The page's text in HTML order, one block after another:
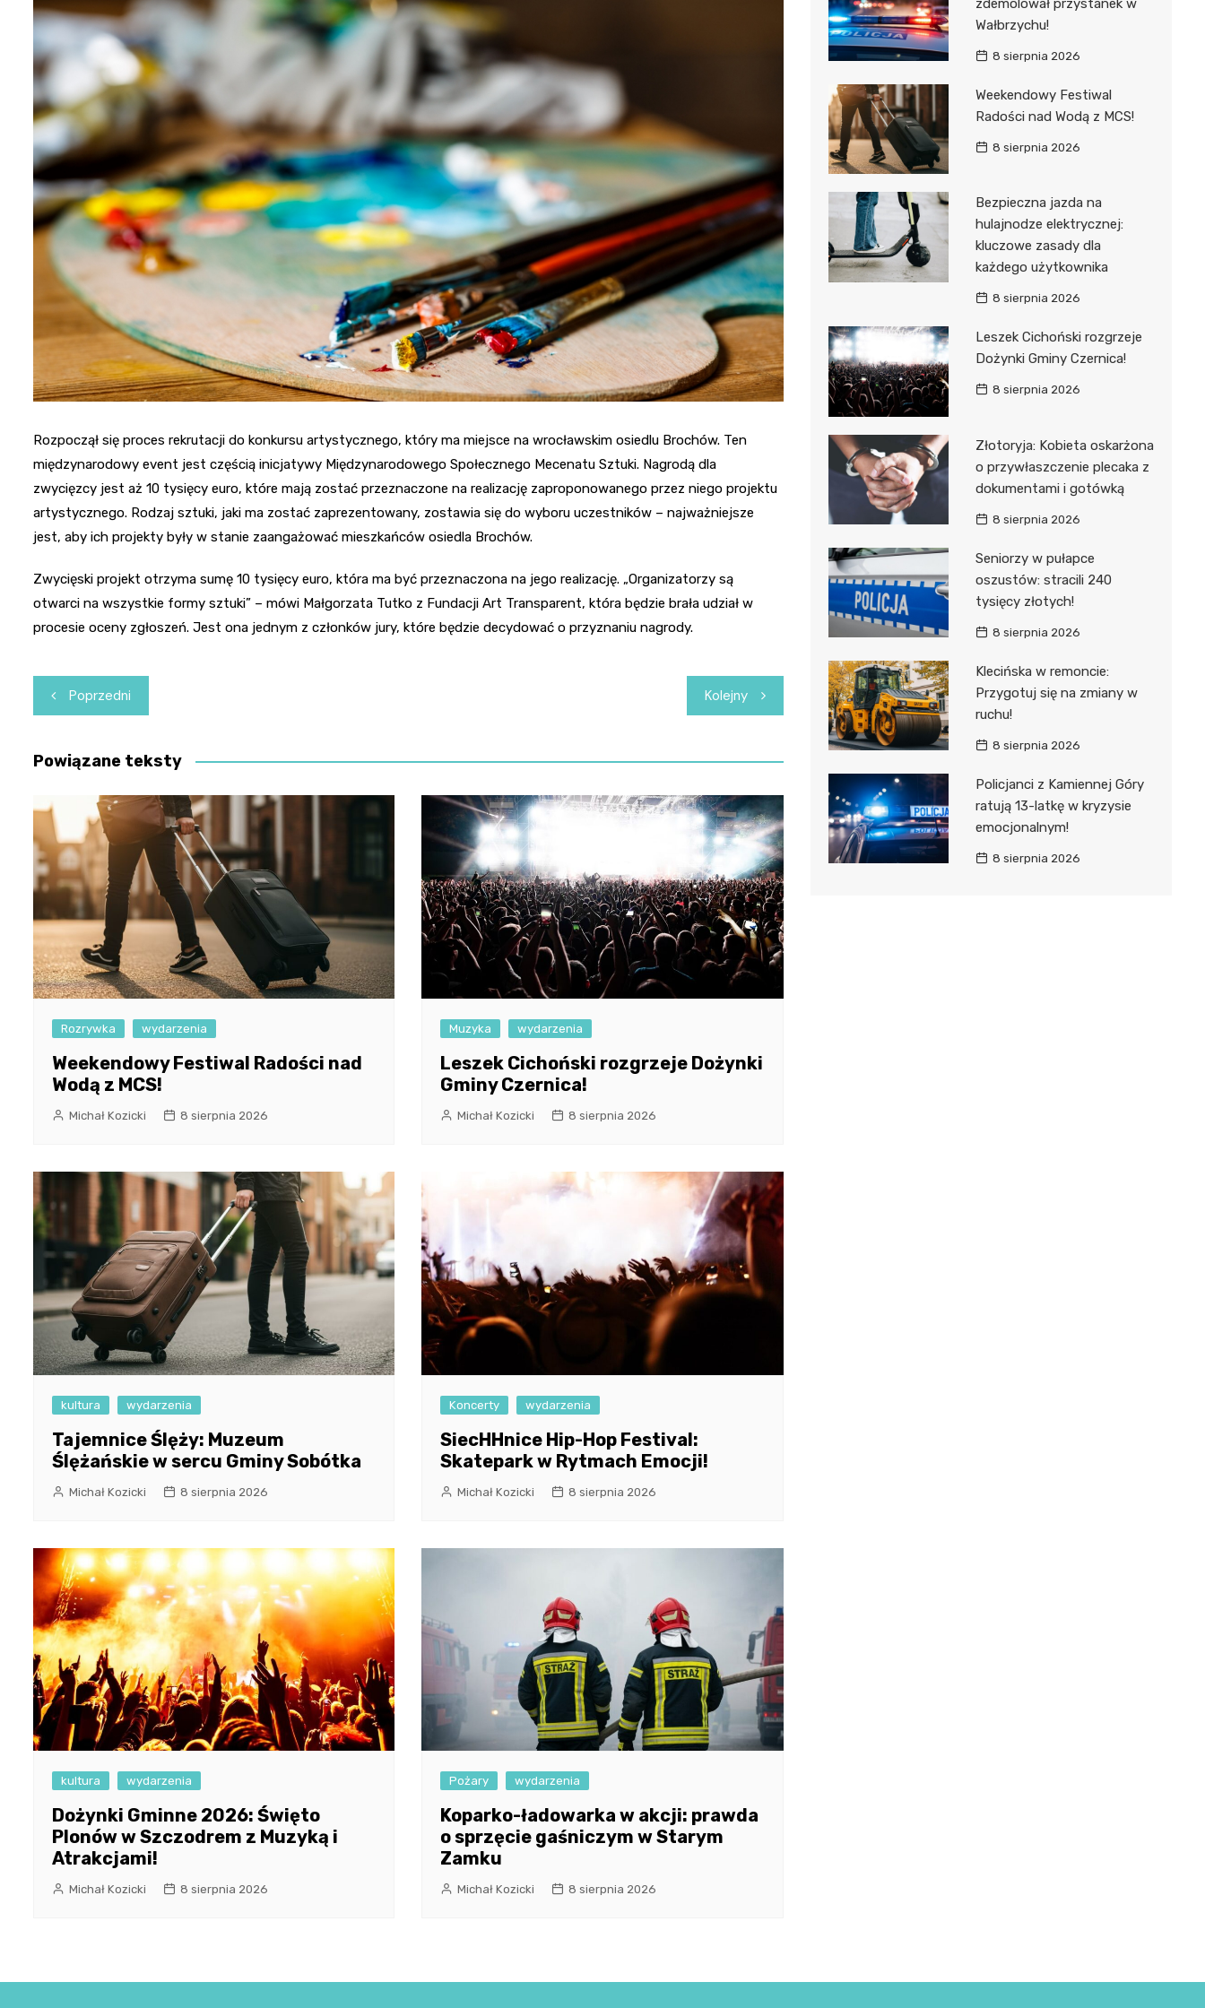
Rozpoczął się proces rekrutacji do konkursu artystycznego, który ma miejsce na wrocławskim osiedlu Brochów. Ten
międzynarodowy event jest częścią inicjatywy Międzynarodowego Społecznego Mecenatu Sztuki. Nagrodą dla
zwycięzcy jest aż 10 tysięcy euro, które mają zostać przeznaczone na realizację zaproponowanego przez niego projektu
artystycznego. Rodzaj sztuki, jaki ma zostać zaprezentowany, zostawia się do wyboru uczestników – najważniejsze
jest, aby ich projekty były w stanie zaangażować mieszkańców osiedla Brochów.
Zwycięski projekt otrzyma sumę 10 tysięcy euro, która ma być przeznaczona na jego realizację. „Organizatorzy są
otwarci na wszystkie formy sztuki” – mówi Małgorzata Tutko z Fundacji Art Transparent, która będzie brała udział w
procesie oceny zgłoszeń. Jest ona jednym z członków jury, które będzie decydować o przyznaniu nagrody.
Nawigacja
wpisu
Poprzedni Kolejny
Powiązane teksty
Rozrywka wydarzenia
Weekendowy Festiwal Radości nad
Wodą z MCS!
Michał Kozicki 8 sierpnia 2026
Muzyka wydarzenia
Leszek Cichoński rozgrzeje Dożynki
Gminy Czernica!
Michał Kozicki 8 sierpnia 2026
kultura wydarzenia
Tajemnice Ślęży: Muzeum
Ślężańskie w sercu Gminy Sobótka
Michał Kozicki 8 sierpnia 2026
Koncerty wydarzenia
SiecHHnice Hip-Hop Festival:
Skatepark w Rytmach Emocji!
Michał Kozicki 8 sierpnia 2026
kultura wydarzenia
Dożynki Gminne 2026: Święto
Plonów w Szczodrem z Muzyką i
Atrakcjami!
Michał Kozicki 8 sierpnia 2026
Pożary wydarzenia
Koparko-ładowarka w akcji: prawda
o sprzęcie gaśniczym w Starym
Zamku
Michał Kozicki 8 sierpnia 2026
zdemolował przystanek w
Wałbrzychu!
8 sierpnia 2026
Weekendowy Festiwal
Radości nad Wodą z MCS!
8 sierpnia 2026
Bezpieczna jazda na
hulajnodze elektrycznej:
kluczowe zasady dla
każdego użytkownika
8 sierpnia 2026
Leszek Cichoński rozgrzeje
Dożynki Gminy Czernica!
8 sierpnia 2026
Złotoryja: Kobieta oskarżona
o przywłaszczenie plecaka z
dokumentami i gotówką
8 sierpnia 2026
Seniorzy w pułapce
oszustów: stracili 240
tysięcy złotych!
8 sierpnia 2026
Klecińska w remoncie:
Przygotuj się na zmiany w
ruchu!
8 sierpnia 2026
Policjanci z Kamiennej Góry
ratują 13-latkę w kryzysie
emocjonalnym!
8 sierpnia 2026